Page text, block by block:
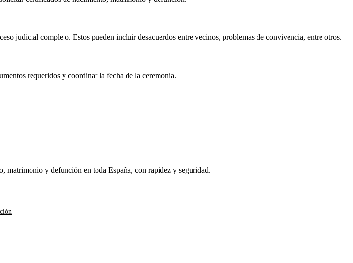
judicial complejo. Estos pueden incluir desacuerdos entre vecinos, problemas de convivencia, entre otros.
requeridos y coordinar la fecha de la ceremonia.
matrimonio y defunción en toda España, con rapidez y seguridad.